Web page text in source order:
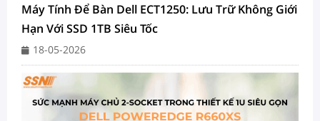
Máy Tính Để Bàn Dell ECT1250: Lưu Trữ Không Giới
Hạn Với SSD 1TB Siêu Tốc
18-05-2026